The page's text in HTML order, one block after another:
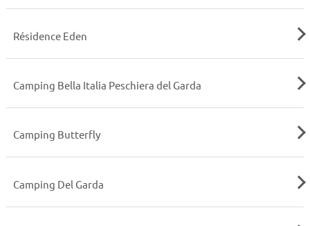
Résidence Eden
Camping Bella Italia Peschiera del Garda
Camping Butterfly
Camping Del Garda